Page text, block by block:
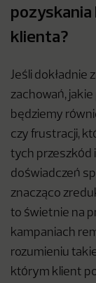
klienta?
Jeśli dokładnie
zachowań,
będziemy
czy frustracji,
tych przeszkód
doświadczeń
znacząco
to świetnie na
kampaniach
rozumieniu
którym klient